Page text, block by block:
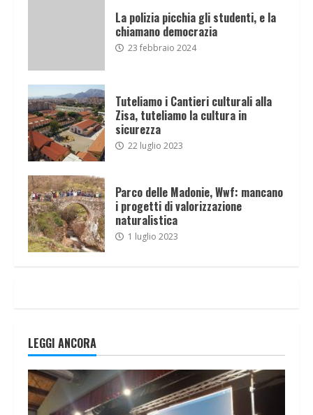
La polizia picchia gli studenti, e la
chiamano democrazia
23 febbraio 2024
Tuteliamo i Cantieri culturali alla
Zisa, tuteliamo la cultura in
sicurezza
22 luglio 2023
Parco delle Madonie, Wwf: mancano
i progetti di valorizzazione
naturalistica
1 luglio 2023
LEGGI ANCORA